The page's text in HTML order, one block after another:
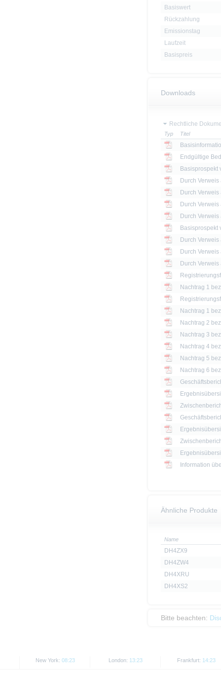
Basiswert
Rückzahlung
Emissionstag
Laufzeit
Basispreis
Downloads
Rechtliche
Typ Titel
Endgültige
Basisprospekt
Basisprospekt
Nachtrag 1
Nachtrag 1
Nachtrag 2
Nachtrag 3
Nachtrag 4
Nachtrag 5
Nachtrag 6
Information
Ähnliche Produkte
Name
DH4ZX9
DH4ZW4
DH4XRU
DH4XS2
Bitte beachten:
New York: 08:23 London: 13:23 Frankfurt: 14:23